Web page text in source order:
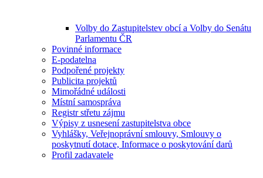
Volby do Zastupitelstev obcí a Volby do Senátu
Parlamentu ČR
Povinné informace
E-podatelna
Podpořené projekty
Publicita projektů
Mimořádné události
Místní samospráva
Registr střetu zájmu
Výpisy z usnesení zastupitelstva obce
Vyhlášky, Veřejnoprávní smlouvy, Smlouvy o
poskytnutí dotace, Informace o poskytování darů
Profil zadavatele